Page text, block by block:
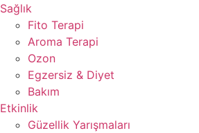
Sağlık
Fito Terapi
Aroma Terapi
Ozon
Egzersiz & Diyet
Bakım
Etkinlik
Güzellik Yarışmaları